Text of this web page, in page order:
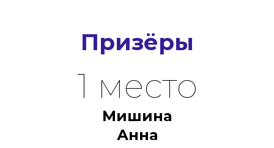
Мишина
Анна
1 место
Призёры